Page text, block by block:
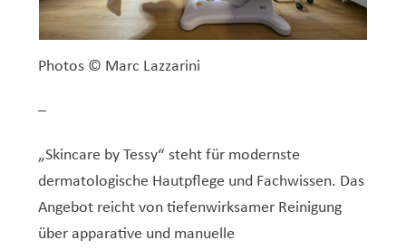
Photos © Marc Lazzarini
–
„Skincare by Tessy“ steht für modernste
dermatologische Hautpflege und Fachwissen. Das
Angebot reicht von tiefenwirksamer Reinigung
über apparative und manuelle